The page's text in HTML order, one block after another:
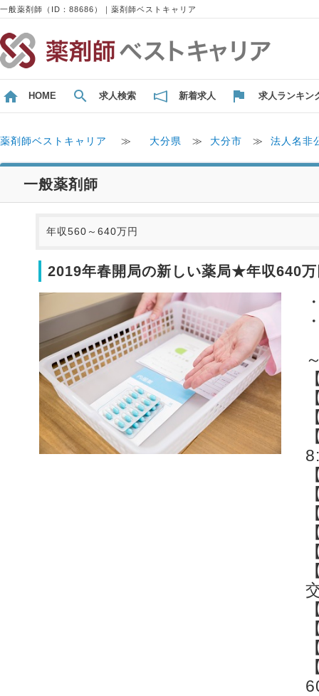
一般薬剤師（ID：88686）｜薬剤師ベストキャリア
HOME 求人検索 新着求人 求人ランキン
薬剤師ベストキャリア ≫ 大分県 ≫ 大分市 ≫ 法人名非
一般薬剤師
年収560～640万円
2019年春開局の新しい薬局★年収640